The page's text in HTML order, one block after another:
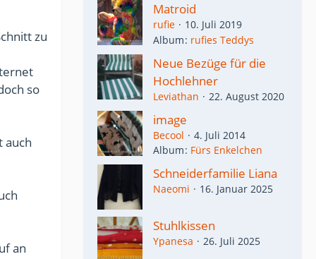
zu
so
auch
an
Matroid
rufie
10. Juli 2019
Album rufies Teddys
Neue Bezüge für die
Hochlehner
Leviathan 22. August 2020
image
Becool
4. Juli 2014
Album Fürs Enkelchen
Schneiderfamilie Liana
Naeomi 16. Januar 2025
Stuhlkissen
Ypanesa 26. Juli 2025